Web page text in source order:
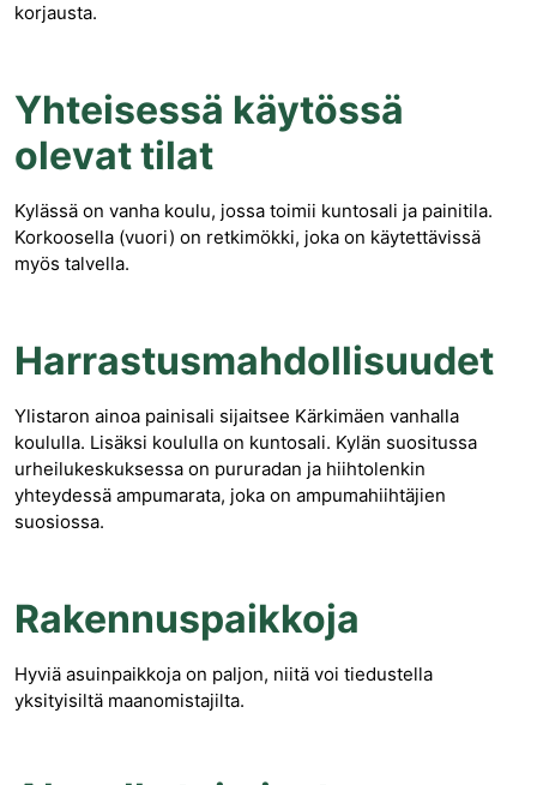
korjausta.
Yhteisessä käytössä
olevat tilat
Kylässä on vanha koulu, jossa toimii kuntosali ja painitila.
Korkoosella (vuori) on retkimökki, joka on käytettävissä
myös talvella.
Harrastusmahdollisuudet
Ylistaron ainoa painisali sijaitsee Kärkimäen vanhalla
koululla. Lisäksi koululla on kuntosali. Kylän suositussa
urheilukeskuksessa on pururadan ja hiihtolenkin
yhteydessä ampumarata, joka on ampumahiihtäjien
suosiossa.
Rakennuspaikkoja
Hyviä asuinpaikkoja on paljon, niitä voi tiedustella
yksityisiltä maanomistajilta.